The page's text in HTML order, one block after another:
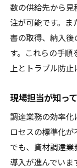
実践的
現場担
プラン
ト
コミュ
課題
数の供給先から
注が可能です。
書の取得、納入
す。これらの手
上とトラブル防止
現場担当が知っ
調達業務の効率
ロセスの標準化
でも、資材調達
導入が進んでいま